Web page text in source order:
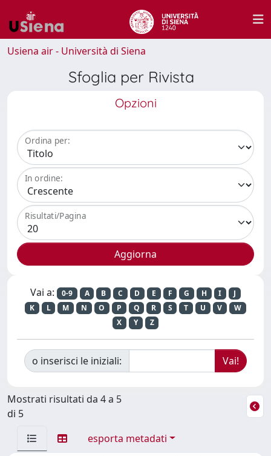
Usiena air - Università di Siena
Sfoglia per Rivista
Opzioni
Ordina per:
In ordine:
Risultati/Pagina
Vai a: 0-9 A B C D E F G H I
J
K
L M N O P Q R S T U V
W
X
Y Z
o inserisci le iniziali:
Mostrati risultati da 4 a 5
di 5
esporta metadati